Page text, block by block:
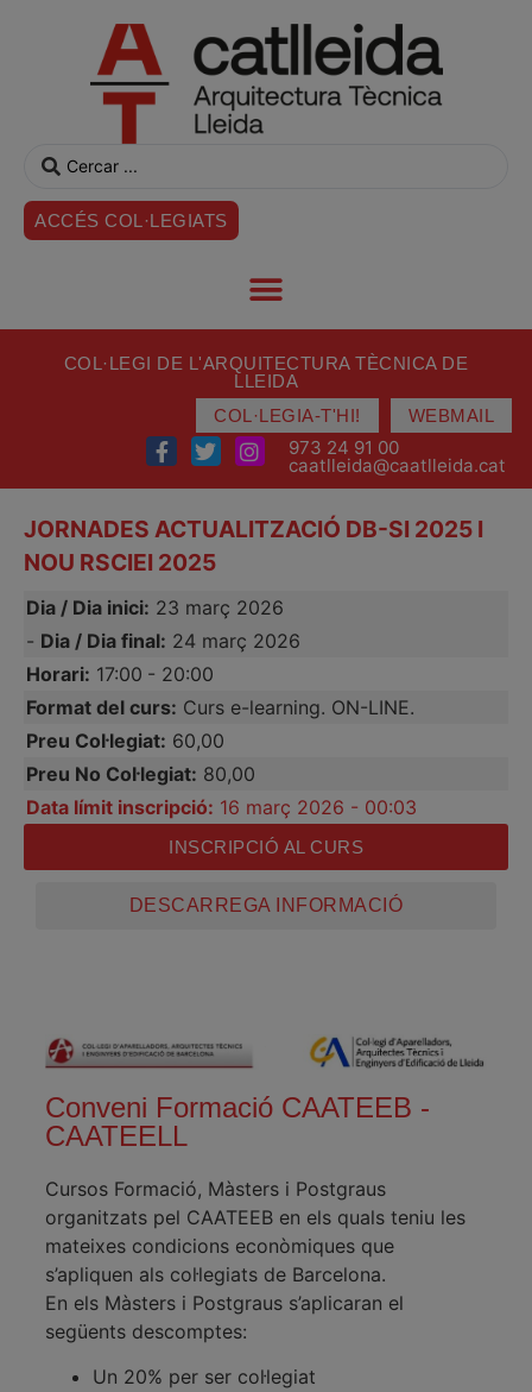
ACCÉS COL·LEGIATS
COL·LEGI DE L'ARQUITECTURA TÈCNICA DE
LLEIDA
COL·LEGIA-T'HI!
WEBMAIL
973 24 91 00
caatlleida@caatlleida.cat
JORNADES ACTUALITZACIÓ DB-SI 2025 I
NOU RSCIEI 2025
Dia / Dia inici: 23 març 2026
- Dia / Dia final: 24 març 2026
Horari: 17:00 - 20:00
Format del curs: Curs e-learning. ON-LINE.
Preu Col·legiat: 60,00
Preu No Col·legiat: 80,00
Data límit inscripció: 16 març 2026 - 00:03
INSCRIPCIÓ AL CURS
DESCARREGA INFORMACIÓ
Conveni Formació CAATEEB -
CAATEELL
Cursos Formació, Màsters i Postgraus
organitzats pel CAATEEB en els quals teniu les
mateixes condicions econòmiques que
s’apliquen als col·legiats de Barcelona.
En els Màsters i Postgraus s’aplicaran el
següents descomptes:
Un 20% per ser col·legiat